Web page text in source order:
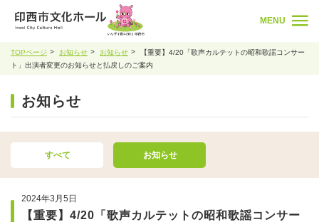
MENU
TOPページ お知らせ お知らせ
【重要】4/20「歌声カルテットの昭和歌謡コンサー
ト」出演者変更のお知らせと払戻しのご案内
お知らせ
すべて お知らせ
2024年3月5日
【重要】4/20「歌声カルテットの昭和歌謡コンサー